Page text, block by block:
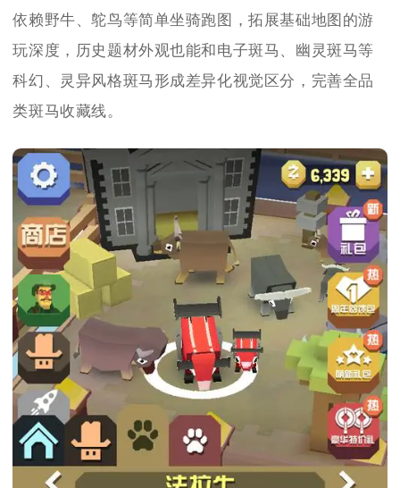
依赖野牛、鸵鸟等简单坐骑跑图，拓展基础地图的游
玩深度，历史题材外观也能和电子斑马、幽灵斑马等
科幻、灵异风格斑马形成差异化视觉区分，完善全品
类斑马收藏线。